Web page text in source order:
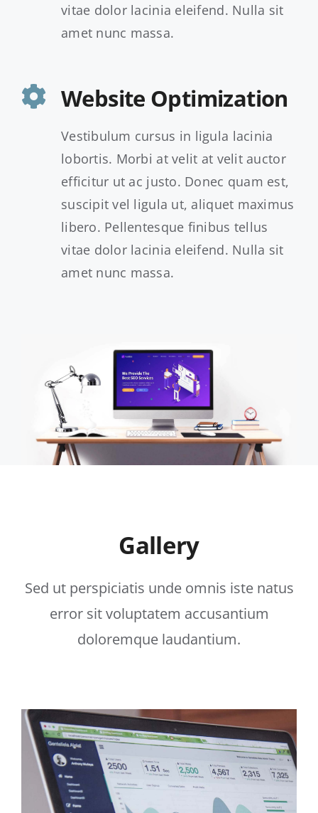
vitae dolor lacinia eleifend. Nulla sit
amet nunc massa.
Website Optimization
Vestibulum cursus in ligula lacinia
lobortis. Morbi at velit at velit auctor
efficitur ut ac justo. Donec quam est,
suscipit vel ligula ut, aliquet maximus
libero. Pellentesque finibus tellus
vitae dolor lacinia eleifend. Nulla sit
amet nunc massa.
Gallery
Sed ut perspiciatis unde omnis iste natus
error sit voluptatem accusantium
doloremque laudantium.